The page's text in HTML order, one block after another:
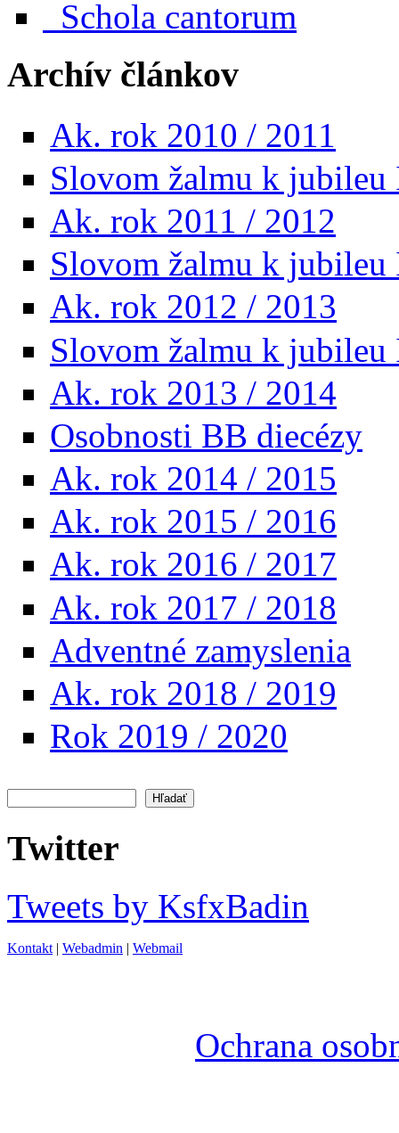
Schola cantorum
Archív článkov
Ak. rok 2010 / 2011
Slovom žalmu k jubileu
Ak. rok 2011 / 2012
Slovom žalmu k jubileu
Ak. rok 2012 / 2013
Slovom žalmu k
Ak. rok 2013 / 2014
Osobnosti BB diecézy
Ak. rok 2014 / 2015
Ak. rok 2015 / 2016
Ak. rok 2016 / 2017
Ak. rok 2017 / 2018
Adventné zamyslenia
Ak. rok 2018 / 2019
Rok 2019 / 2020
Twitter
Tweets by KsfxBadin
Kontakt | Webadmin | Webmail
Ochrana